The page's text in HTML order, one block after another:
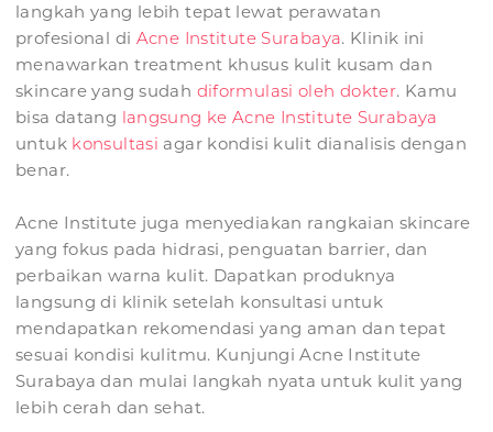
langkah yang lebih tepat lewat perawatan
profesional di Acne Institute Surabaya. Klinik ini
menawarkan treatment khusus kulit kusam dan
skincare yang sudah diformulasi oleh dokter. Kamu
bisa datang langsung ke Acne Institute Surabaya
untuk konsultasi agar kondisi kulit dianalisis dengan
benar.
Acne Institute juga menyediakan rangkaian skincare
yang fokus pada hidrasi, penguatan barrier, dan
perbaikan warna kulit. Dapatkan produknya
langsung di klinik setelah konsultasi untuk
mendapatkan rekomendasi yang aman dan tepat
sesuai kondisi kulitmu. Kunjungi Acne Institute
Surabaya dan mulai langkah nyata untuk kulit yang
lebih cerah dan sehat.